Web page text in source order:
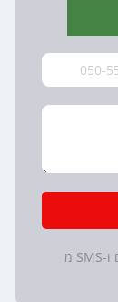
בלחיצה על כפתור שלח אני מסכים לקבל מיילים ו-SMS מ